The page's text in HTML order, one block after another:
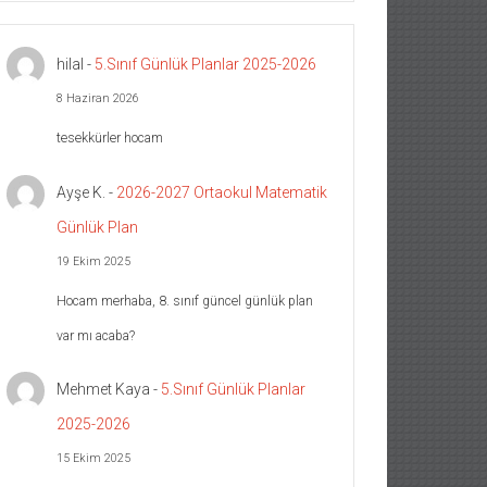
hilal - 5.Sınıf Günlük Planlar 2025-2026
8 Haziran 2026
tesekkürler hocam
Ayşe K. - 2026-2027 Ortaokul Matematik
Günlük Plan
19 Ekim 2025
Hocam merhaba, 8. sınıf güncel günlük plan
var mı acaba?
Mehmet Kaya - 5.Sınıf Günlük Planlar
2025-2026
15 Ekim 2025